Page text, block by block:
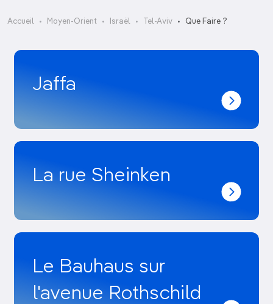
Accueil Moyen-Orient Israël Tel-Aviv Que Faire ?
Jaffa
La rue Sheinken
Le Bauhaus sur
l'avenue Rothschild